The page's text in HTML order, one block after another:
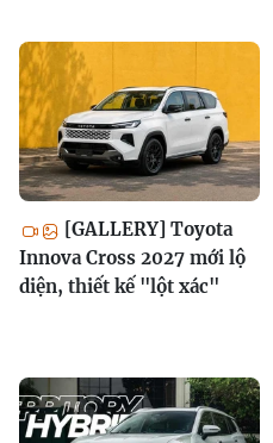
[GALLERY] Toyota
Innova Cross 2027 mới lộ
diện, thiết kế "lột xác"